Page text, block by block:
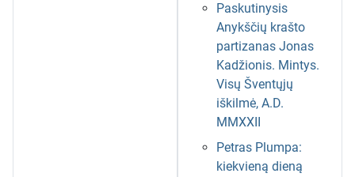
Paskutinysis
Anykščių krašto
partizanas Jonas
Kadžionis. Mintys.
Visų Šventųjų
iškilmė, A.D.
MMXXII
Petras Plumpa:
kiekvieną dieną